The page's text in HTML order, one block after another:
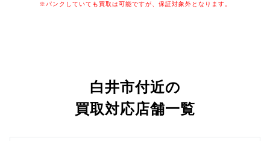
※パンクしていても買取は可能ですが、保証対象外となります。
白井市付近の
買取対応店舗一覧